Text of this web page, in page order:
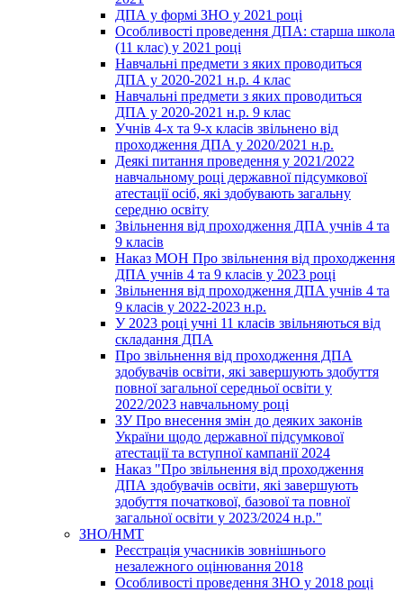
ДПА у формі ЗНО у 2021 році
Особливості проведення ДПА: старша школа
(11 клас) у 2021 році
Навчальні предмети з яких проводиться
ДПА у 2020-2021 н.р. 4 клас
Навчальні предмети з яких проводиться
ДПА у 2020-2021 н.р. 9 клас
Учнів 4-х та 9-х класів звільнено від
проходження ДПА у 2020/2021 н.р.
Деякі питання проведення у 2021/2022
навчальному році державної підсумкової
атестації осіб, які здобувають загальну
середню освіту
Звільнення від проходження ДПА учнів 4 та
9 класів
Наказ МОН Про звільнення від проходження
ДПА учнів 4 та 9 класів у 2023 році
Звільнення від проходження ДПА учнів 4 та
9 класів у 2022-2023 н.р.
У 2023 році учні 11 класів звільняються від
складання ДПА
Про звільнення від проходження ДПА
здобувачів освіти, які завершують здобуття
повної загальної середньої освіти у
2022/2023 навчальному році
ЗУ Про внесення змін до деяких законів
України щодо державної підсумкової
атестації та вступної кампанії 2024
Наказ "Про звільнення від проходження
ДПА здобувачів освіти, які завершують
здобуття початкової, базової та повної
загальної освіти у 2023/2024 н.р."
ЗНО/НМТ
Реєстрація учасників зовнішнього
незалежного оцінювання 2018
Особливості проведення ЗНО у 2018 році